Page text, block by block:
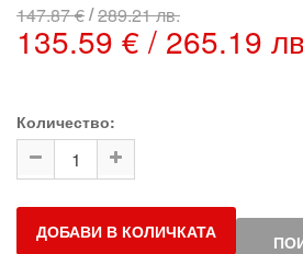
147.87 €/289.21 лв.
135.59 € / 265.19
Количество:
ДОБАВИ В КОЛИЧКАТА